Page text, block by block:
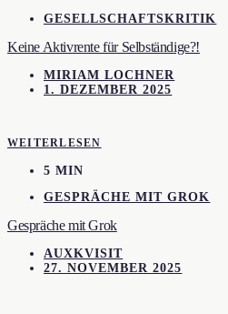
GESELLSCHAFTSKRITIK
Keine Aktivrente für Selbständige?!
MIRIAM LOCHNER
1. DEZEMBER 2025
WEITERLESEN
5 MIN
GESPRÄCHE MIT GROK
Gespräche mit Grok
AUXKVISIT
27. NOVEMBER 2025